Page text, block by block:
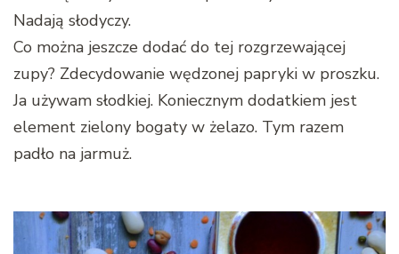
Nadają słodyczy.
Co można jeszcze dodać do tej rozgrzewającej
zupy? Zdecydowanie wędzonej papryki w proszku.
Ja używam słodkiej. Koniecznym dodatkiem jest
element zielony bogaty w żelazo. Tym razem
padło na jarmuż.